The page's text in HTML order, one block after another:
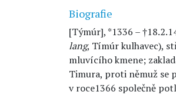
Biografie
[Týmúr], *1336 –
lang, Tímúr kulhavec),
mluvícího kmene;
Timura, proti němuž se
v roce1366 společně